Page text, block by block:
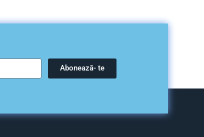
Abonează- te